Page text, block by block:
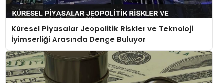
Küresel Piyasalar Jeopolitik Riskler ve Teknoloji
İyimserliği Arasında Denge Buluyor